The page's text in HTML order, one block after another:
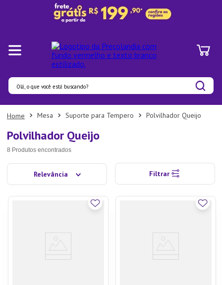
Olá, o que você está buscando?
Mesa Suporte para Tempero Polvilhador Queijo
Polvilhador Queijo
8 Produtos
Relevância Filtrar
Termos mais buscados
3º
Organizadores
Bambu
5º
Prato
Copo
Aparelho Jantar